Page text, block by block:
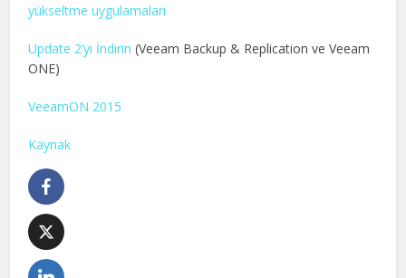
yükseltme uygulamaları
Update 2’yi İndirin(Veeam Backup & Replication ve Veeam
ONE)
VeeamON 2015
Kaynak